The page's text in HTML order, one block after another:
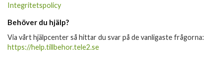
Integritetspolicy
Behöver du hjälp?
Via vårt hjälpcenter så hittar du svar på de vanligaste frågorna:
https://help.tillbehor.tele2.se